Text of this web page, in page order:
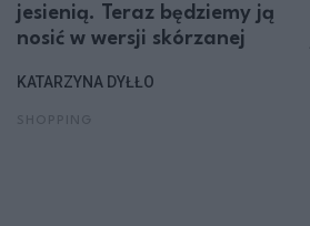
jesienią. Teraz będziemy ją
nosić w wersji skórzanej
KATARZYNA DYŁŁO